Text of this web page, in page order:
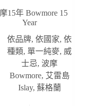
15年 Bowmore 15
Year
依品牌,依國家,依
種類, 單一純麥, 威
士忌, 波摩
Bowmore, 艾雷島
Islay, 蘇格蘭